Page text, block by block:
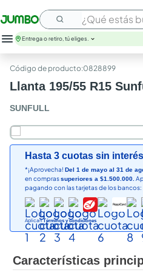
¿Qué estás
Entrega o retiro, tú eliges.
:0828899
Llanta 195/55 R15
SUNFULL
Hasta 3 cuotas sin
*¡Aprovecha! Del 1 de mayo al 31 de
en comprassuperiores a $1.500.000.
pagando con las tarjetas de los bancos:
AplicanTérminos y condiciones
Características